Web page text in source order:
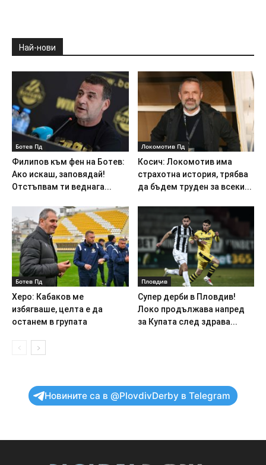
Най-нови
Ботев Пд
Филипов към фен на Ботев:
Ако искаш, заповядай!
Отстъпвам ти веднага...
Локомотив Пд
Косич: Локомотив има
страхотна история, трябва
да бъдем труден за всеки...
Ботев Пд
Херо: Кабаков ме
избягваше, целта е да
останем в групата
Пловдив
Супер дерби в Пловдив!
Локо продължава напред
за Купата след здрава...
Новините са в @PlovdivDerby в Telegram